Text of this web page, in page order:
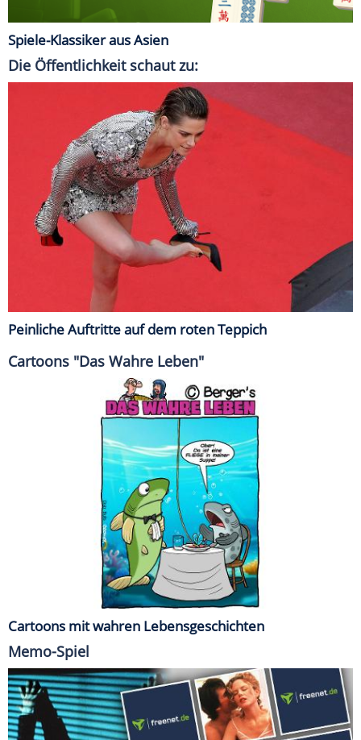
Spiele-Klassiker aus Asien
Die Öffentlichkeit schaut zu:
Peinliche Auftritte auf dem roten Teppich
Cartoons "Das Wahre Leben"
Cartoons mit wahren Lebensgeschichten
Memo-Spiel